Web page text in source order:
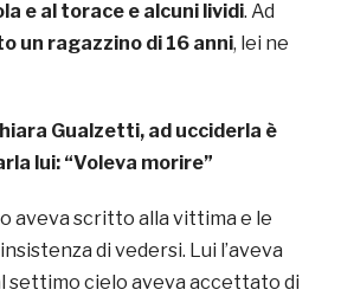
e al torace e alcuni lividi. Ad
un ragazzino di 16 anni, lei ne
Gualzetti, ad ucciderla è
lui: “Voleva morire”
aveva scritto alla vittima e le
di vedersi. Lui l’aveva
settimo cielo aveva accettato di